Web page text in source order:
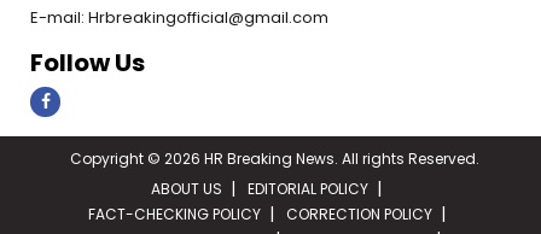
E-mail: Hrbreakingofficial@gmail.com
Follow Us
Copyright © 2026 HR Breaking News. All rights Reserved.
ABOUT US
EDITORIAL POLICY
FACT-CHECKING POLICY
CORRECTION POLICY